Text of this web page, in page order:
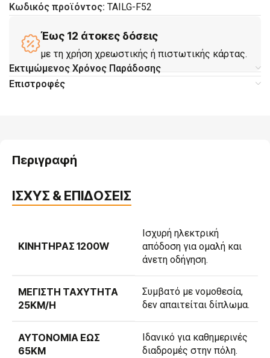
Κωδικός προϊόντος: TAILG-F52
Έως 12 άτοκες δόσεις
με τη χρήση χρεωστικής ή πιστωτικής κάρτας.
Εκτιμώμενος Χρόνος Παράδοσης
Επιστροφές
Περιγραφή
ΙΣΧΥΣ & ΕΠΙΔΟΣΕΙΣ
ΚΙΝΗΤΉΡΑΣ 1200W
Ισχυρή ηλεκτρική
απόδοση για ομαλή και
άνετη οδήγηση.
ΜΈΓΙΣΤΗ ΤΑΧΎΤΗΤΑ
25KM/H
Συμβατό με νομοθεσία,
δεν απαιτείται δίπλωμα.
ΑΥΤΟΝΟΜΊΑ ΈΩΣ
65KM
Ιδανικό για καθημερινές
διαδρομές στην πόλη.